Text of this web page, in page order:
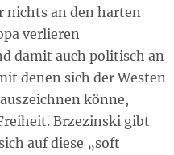
nichts an den harten
verlieren
damit auch politisch an
denen sich der Westen
könne,
Brzezinski gibt
auf diese „soft